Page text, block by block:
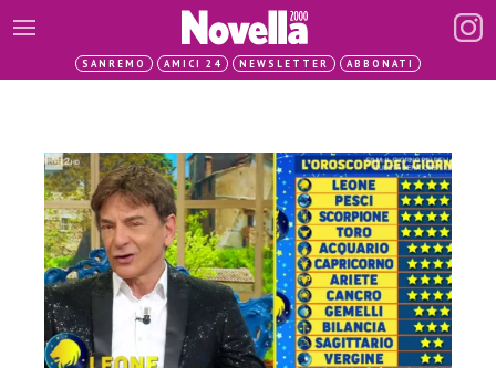
SANREMO AMICI 24 NEWSLETTER ABBONATI